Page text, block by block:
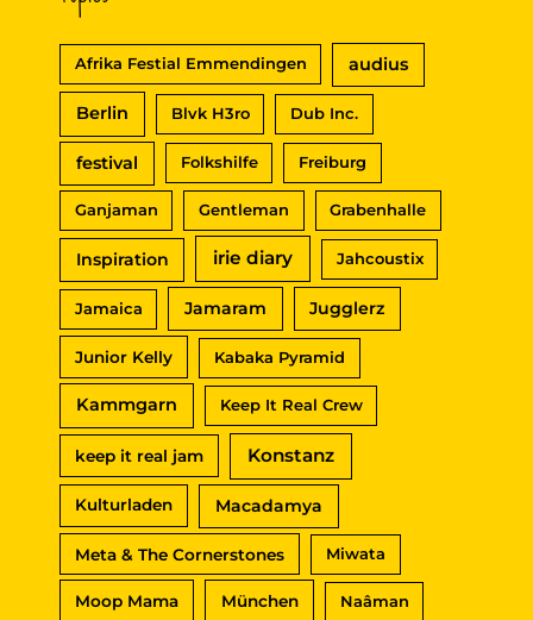
Afrika Festial Emmendingen audius
Berlin Blvk H3ro Dub Inc.
festival Folkshilfe Freiburg
Ganjaman Gentleman Grabenhalle
Inspiration irie diary Jahcoustix
Jamaica Jamaram Jugglerz
Junior Kelly Kabaka Pyramid
Kammgarn Keep It Real Crew
keep it real jam Konstanz
Kulturladen Macadamya
Meta & The Cornerstones Miwata
Moop Mama München Naâman